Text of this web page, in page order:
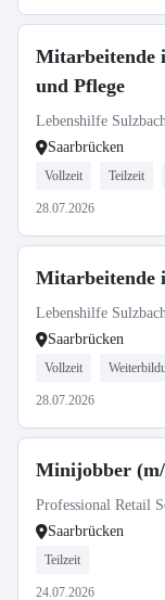
Mitarbeitende
und Pflege
Lebenshilfe
Saarbrücken
Vollzeit Teilzeit
28.07.2026
Mitarbeitende
Lebenshilfe
Saarbrücken
Vollzeit
28.07.2026
Minijobber
Professional Retail
Saarbrücken
Teilzeit
24.07.2026